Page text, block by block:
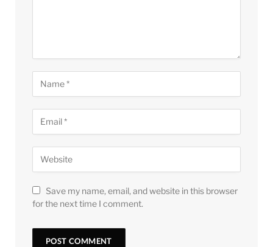
Save my name, email, and website in this browser
for the next time I comment.